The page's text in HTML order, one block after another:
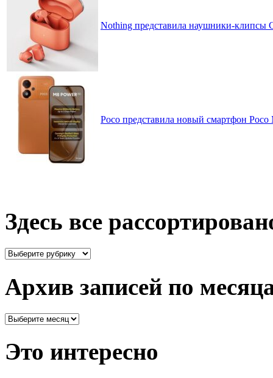
Nothing представила наушники-клипсы
Poco представила новый смартфон
Здесь все
Здесь
Архив записей по
Архив
месяцам
Это интересно